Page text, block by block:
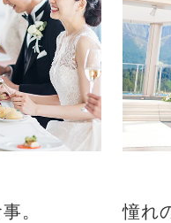
。
憧れ